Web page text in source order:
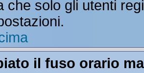
che solo gli utenti
il fuso orario